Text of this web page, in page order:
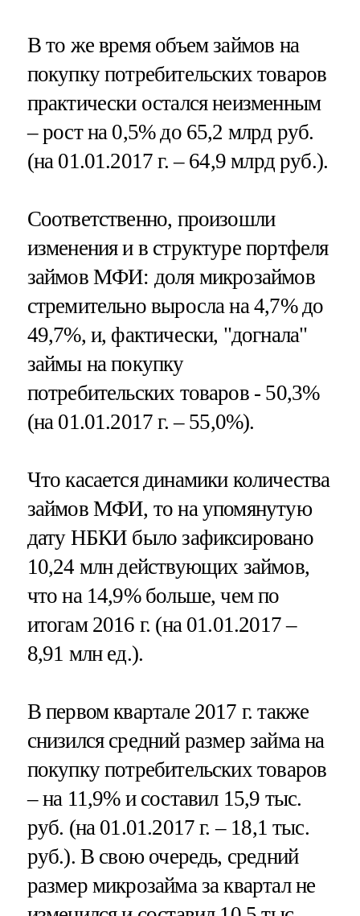
В то же время объем займов на
покупку потребительских товаров
практически остался неизменным
– рост на 0,5% до 65,2 млрд руб.
(на 01.01.2017 г. – 64,9 млрд руб.).
Соответственно, произошли
изменения и в структуре портфеля
займов МФИ: доля микрозаймов
стремительно выросла на 4,7% до
49,7%, и, фактически, "догнала"
займы на покупку
потребительских товаров - 50,3%
(на 01.01.2017 г. – 55,0%).
Что касается динамики количества
займов МФИ, то на упомянутую
дату НБКИ было зафиксировано
10,24 млн действующих займов,
что на 14,9% больше, чем по
итогам 2016 г. (на 01.01.2017 –
8,91 млн ед.).
В первом квартале 2017 г. также
снизился средний размер займа на
покупку потребительских товаров
– на 11,9% и составил 15,9 тыс.
руб. (на 01.01.2017 г. – 18,1 тыс.
руб.). В свою очередь, средний
размер микрозайма за квартал не